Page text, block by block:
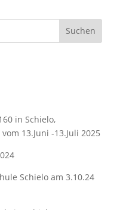
Suchen
in Schielo,
13.Juni -13.Juli 2025
Schielo am 3.10.24